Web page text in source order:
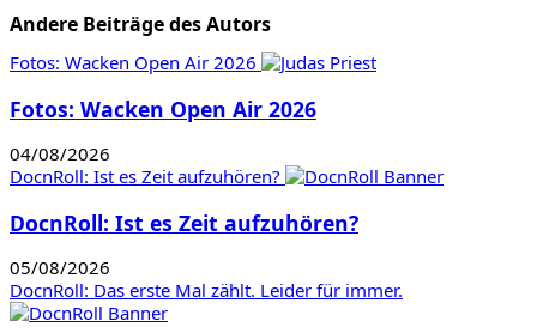
Andere Beiträge des Autors
Fotos: Wacken Open Air 2026
Fotos: Wacken Open Air 2026
04/08/2026
DocnRoll: Ist es Zeit aufzuhören?
DocnRoll: Ist es Zeit aufzuhören?
05/08/2026
DocnRoll: Das erste Mal zählt. Leider für immer.